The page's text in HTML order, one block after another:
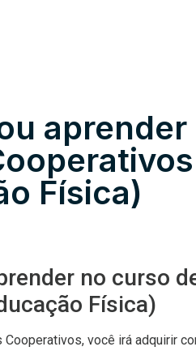
Física)
no curso
Física)
você irá adquirir